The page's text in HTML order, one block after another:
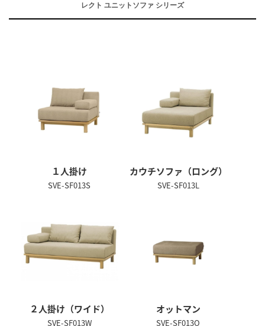
レクト ユニットソファ シリーズ
１人掛け
SVE-SF013S
カウチソファ（ロング）
SVE-SF013L
２人掛け（ワイド）
SVE-SF013W
オットマン
SVE-SF013O